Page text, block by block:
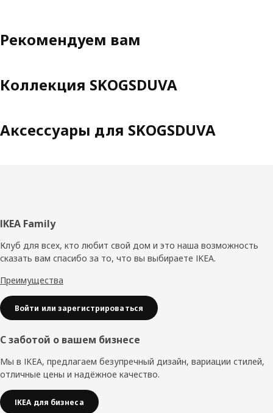
Рекомендуем вам
Коллекция SKOGSDUVA
Аксессуары для SKOGSDUVA
Нижний
колонтитул
IKEA Family
Клуб для всех, кто любит свой дом и это наша возможность
сказать вам спасибо за то, что вы выбираете IKEA.
Преимущества
Войти или зарегистрироваться
С заботой о вашем бизнесе
Мы в IKEA, предлагаем безупречный дизайн, вариации стилей,
отличные цены и надёжное качество.
IKEA для бизнеса